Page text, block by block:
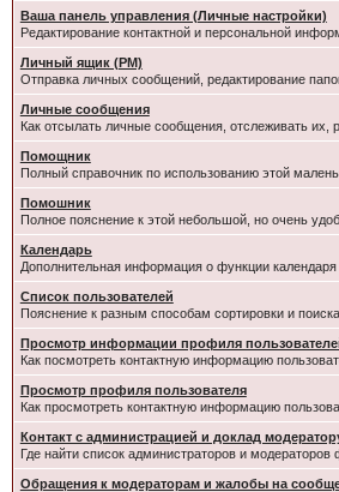
Ваша панель управления (Личные настройки)
Редактирование контактной и персональной
Личный ящик (PM)
Отправка личных сообщений, редактирование
Личные сообщения
Как отсылать личные сообщения, отслеживать их,
Помощник
Полный справочник по использованию этой
Помошник
Полное пояснение к этой небольшой, но очень
Календарь
Дополнительная информация о функции
Список пользователей
Пояснение к разным способам сортировки и
Просмотр информации профиля
Как посмотреть контактную информацию
Просмотр профиля пользователя
Как просмотреть контактную информацию
Контакт с администрацией и доклад
Где найти список администраторов и модераторов
Обращения к модераторам и жалобы на